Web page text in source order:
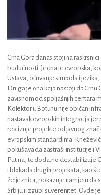
Crna Gora danas stoji na
budućnosti. Jedna je evropska,
Ustava, očuvanje simbola i
Druga je ona koja nastoji da
zavisnom od spoljašnjih centara
Kolektor u Botunu nije običan
nastavak evropskih integracija
realizuje projekte od javnog
evropskim standardima.
pokušava da zastraši institucije i
Putina, te dodatno destabilizuje
i blokada drugih projekata, kao
željeznica, pokazuje namjeru da
Srbiju i izgubi suverenitet. Ovde